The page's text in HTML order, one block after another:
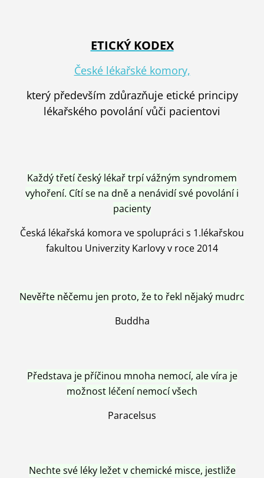
ETICKÝ KODEX
České lékařské komory,
který především zdůrazňuje etické principy
lékařského povolání vůči pacientovi
Každý třetí český lékař trpí vážným syndromem
vyhoření. Cítí se na dně a nenávidí své povolání i
pacienty
Česká lékařská komora ve spolupráci s 1.lékařskou
fakultou Univerzity Karlovy v roce 2014
Nevěřte něčemu jen proto, že to řekl nějaký mudrc
Buddha
Představa je příčinou mnoha nemocí, ale víra je
možnost léčení nemocí všech
Paracelsus
Nechte své léky ležet v chemické misce, jestliže